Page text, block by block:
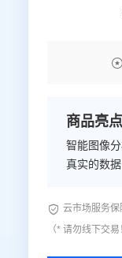

商品亮点
智能图像
真实的数
产品检测
 云市场服务保
（* 请勿线下交